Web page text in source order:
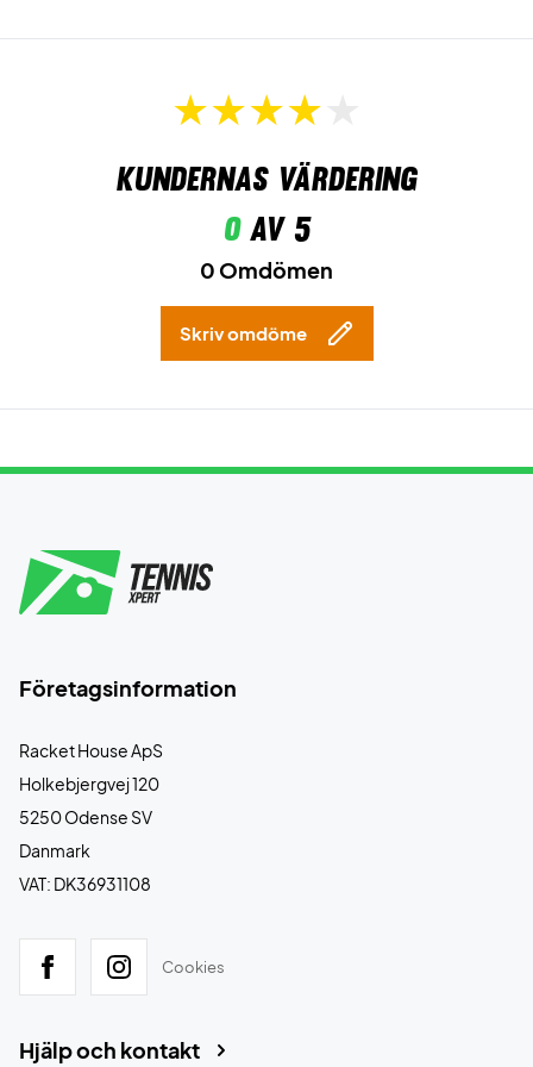
Kundernas värdering
0av 5
0 Omdömen
Skriv omdöme
Företagsinformation
Racket House ApS
Holkebjergvej 120
5250 Odense SV
Danmark
VAT: DK36931108
Cookies
Hjälp och kontakt